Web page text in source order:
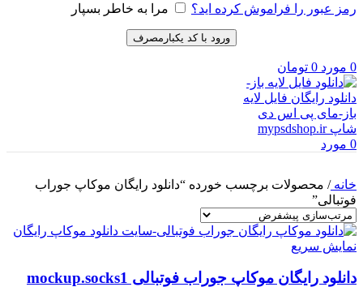
رمز عبور را فراموش کرده اید؟ مرا به خاطر بسپار
ورود با کد یکبارمصرف
0 مورد 0 تومان
0 مورد
خانه/ محصولات برچسب خورده “دانلود رایگان موکاپ جوراب
فوتبالی”
نمایش سریع
دانلود رایگان موکاپ جوراب فوتبالی mockup.socks1